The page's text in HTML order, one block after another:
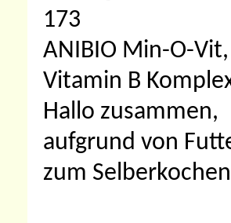
173
ANIBIO Min-O-
Vitamin B
Hallo zusammen,
aufgrund von
zum